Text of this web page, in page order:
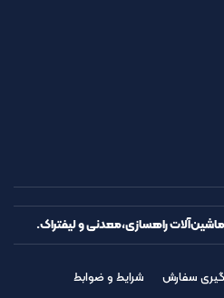
راهسازی،معدنی و لیفتراک.
سفارش
شرایط و ضوابط